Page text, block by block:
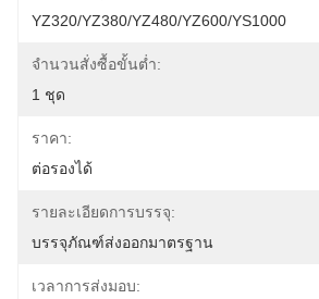
YZ320/YZ380/YZ480/YZ600/YS1000
จำนวนสั่งซื้อขั้นต่ำ:
1 ชุด
ราคา:
ต่อรองได้
รายละเอียดการบรรจุ:
บรรจุภัณฑ์ส่งออกมาตรฐาน
เวลาการส่งมอบ: